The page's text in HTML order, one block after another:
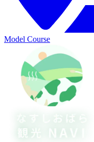
Model Course